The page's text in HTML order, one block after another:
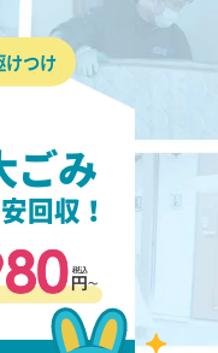
けつけ
ごみ
回収！